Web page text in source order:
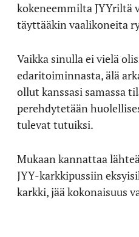
kokeneemmilta JYYriltä
täyttääkin vaalikoneita
Vaikka sinulla ei vielä
edaritoiminnasta, älä
ollut kanssasi samassa
perehdytetään
tulevat tutuiksi.
Mukaan kannattaa
JYY-karkkipussiin
karkki, jää kokonaisuus